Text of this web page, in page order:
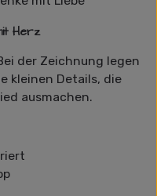
Herz
der Zeichnung legen
kleinen Details, die
ausmachen.